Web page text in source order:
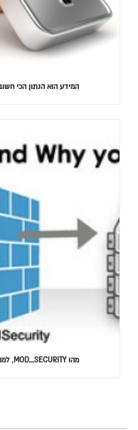
המידע הוא הנתון הכי חשוב: 30% מהאנשים בעולם לא גיבו
מהו MOD_SECURITY, למה צריך אותו? ואיך הוא מגן על אתרכם….